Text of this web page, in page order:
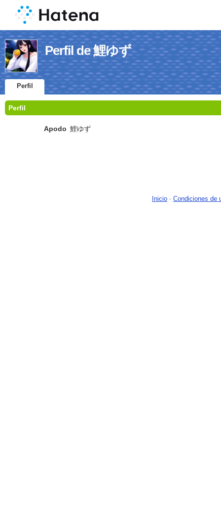
Perfil de 鯉ゆず
Perfil
Perfil
Apodo 鯉ゆず
Inicio - Condiciones de